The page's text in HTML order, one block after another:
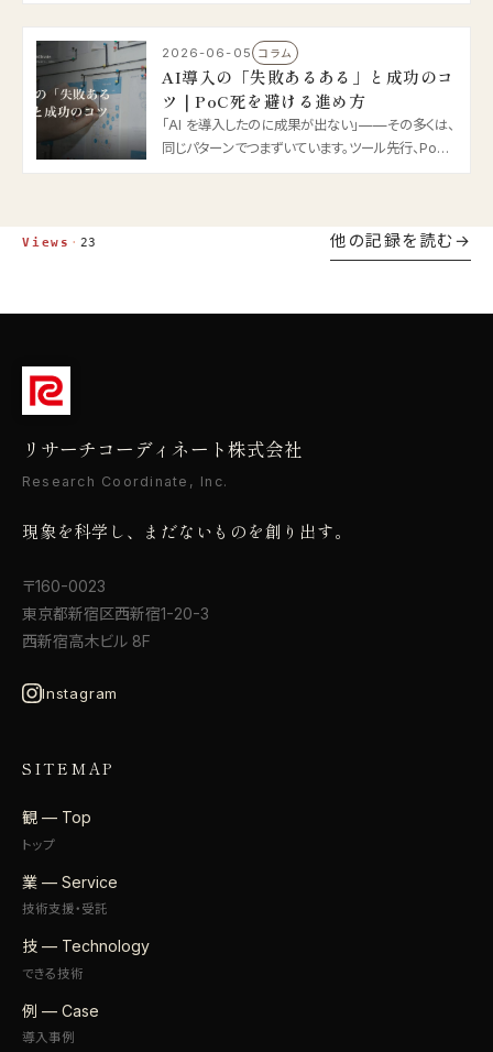
しました。2026 年の電力と脱炭素の論点を整理し
ます。
2026-06-05 コラム
AI導入の「失敗あるある」と成功のコ
ツ｜PoC死を避ける進め方
「AI を導入したのに成果が出ない」——その多くは、
同じパターンでつまずいています。ツール先行、PoC
Views · 23 他の記録を読む
リサーチコーディネート株式会社
Research Coordinate, Inc.
現象を科学し、まだないものを創り出す。
〒160-0023
東京都新宿区西新宿1-20-3
西新宿高木ビル 8F
Instagram
SITEMAP
観 — Top
トップ
業 — Service
技術支援・受託
技 — Technology
できる技術
例 — Case
導入事例